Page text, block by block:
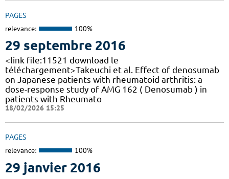
PAGES
relevance: 100%
29 septembre 2016
<link file:11521 download le
téléchargement>Takeuchi et al. Effect of denosumab
on Japanese patients with rheumatoid arthritis: a
dose-response study of AMG 162 ( Denosumab ) in
patients with Rheumato
18/02/2026 15:25
PAGES
relevance: 100%
29 janvier 2016